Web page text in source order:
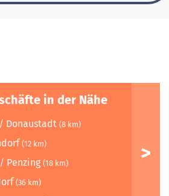
in der Nähe
Donaustadt (8 km)
(12 km)
Penzing (18 km)
(36 km)